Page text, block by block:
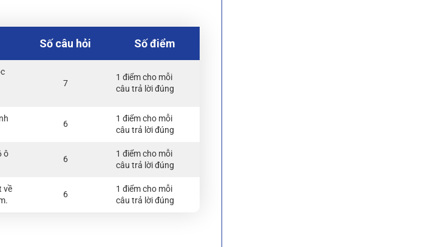
Số câu hỏi Số điểm
7
1 điểm cho mỗi
câu trả lời đúng
6
1 điểm cho mỗi
câu trả lời đúng
ô
6
1 điểm cho mỗi
câu trả lời đúng
về
6
1 điểm cho mỗi
câu trả lời đúng